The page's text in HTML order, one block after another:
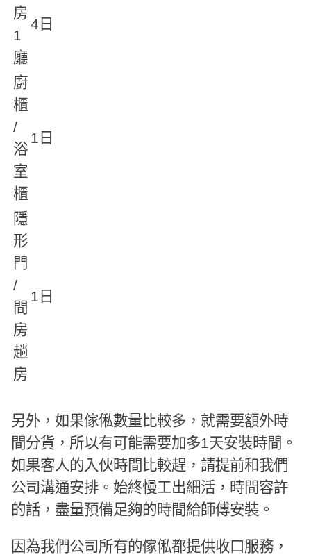
房
1
廳
4日
廚
櫃
/
浴
室
櫃
1日
隱
形
門
/
間
房
趟
房
1日
另外，如果傢俬數量比較多，就需要額外時
間分貨，所以有可能需要加多1天安裝時間。
如果客人的入伙時間比較趕，請提前和我們
公司溝通安排。始終慢工出細活，時間容許
的話，盡量預備足夠的時間給師傅安裝。
因為我們公司所有的傢俬都提供收口服務，